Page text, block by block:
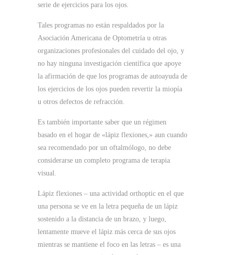
serie de ejercicios para los ojos.
Tales programas no están respaldados por la
Asociación Americana de Optometría u otras
organizaciones profesionales del cuidado del ojo, y
no hay ninguna investigación científica que apoye
la afirmación de que los programas de autoayuda de
los ejercicios de los ojos pueden revertir la miopía
u otros defectos de refracción.
Es también importante saber que un régimen
basado en el hogar de «lápiz flexiones,» aun cuando
sea recomendado por un oftalmólogo, no debe
considerarse un completo programa de terapia
visual.
Lápiz flexiones – una actividad orthoptic en el que
una persona se ve en la letra pequeña de un lápiz
sostenido a la distancia de un brazo, y luego,
lentamente mueve el lápiz más cerca de sus ojos
mientras se mantiene el foco en las letras – es una